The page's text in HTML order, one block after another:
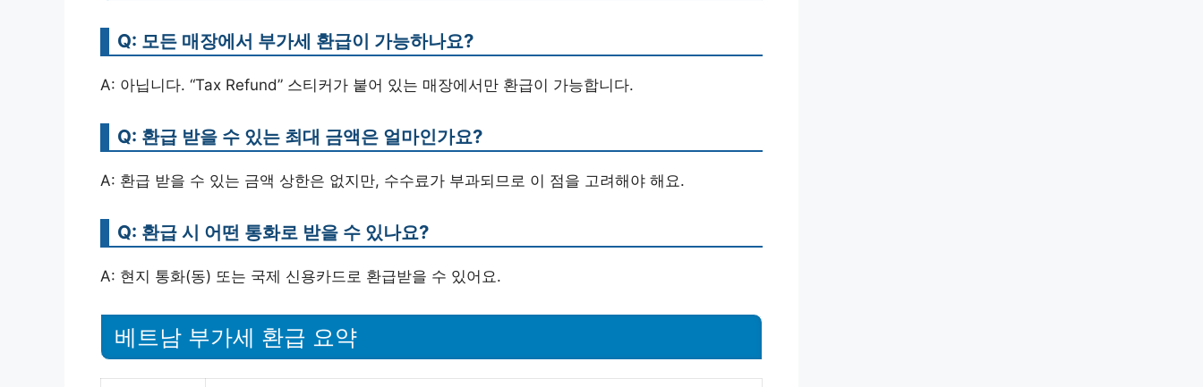
Q: 모든 매장에서 부가세 환급이 가능하나요?
A: 아닙니다. “Tax Refund” 스티커가 붙어 있는 매장에서만 환급이 가능합니다.
Q: 환급 받을 수 있는 최대 금액은 얼마인가요?
A: 환급 받을 수 있는 금액 상한은 없지만, 수수료가 부과되므로 이 점을 고려해야 해요.
Q: 환급 시 어떤 통화로 받을 수 있나요?
A: 현지 통화(동) 또는 국제 신용카드로 환급받을 수 있어요.
베트남 부가세 환급 요약